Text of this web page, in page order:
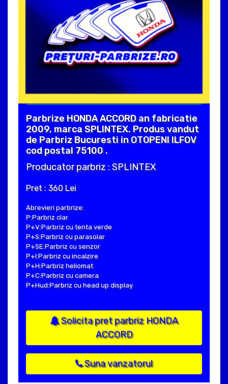
Parbrize HONDA ACCORD an fabricatie
2009, marca SPLINTEX. Produs vandut
de Parbriz Bucuresti in OTOPENI ILFOV
cod postal 75100 .
Producator parbriz : SPLINTEX
Pret : 360 Lei
Abrevieri parbrize:
P:Parbriz clar
P+V:Parbriz cu tenta verde
P+S:Parbriz cu parasolar
P+SE:Parbriz cu senzor
P+I:Parbriz cu incalzire
P+H:Parbriz heliomat
P+C:Parbriz cu camera
P+Hud:Parbriz cu head up display
Solicita pret parbriz HONDA
ACCORD
Suna vanzatorul